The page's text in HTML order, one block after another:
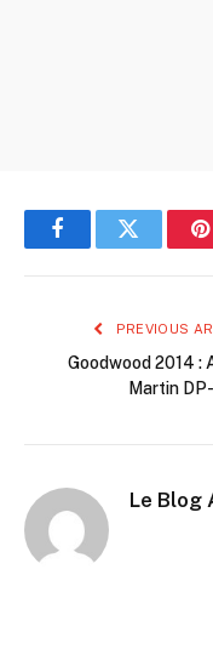
FacebookTwitter
PREVIOUS
Goodwood 2014 :
Martin DP-
Le Blog